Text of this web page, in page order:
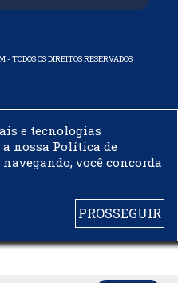
- TODOS OS DIREITOS RESERVADOS
e tecnologias
a nossa Política de
você concorda
PROSSEGUIR